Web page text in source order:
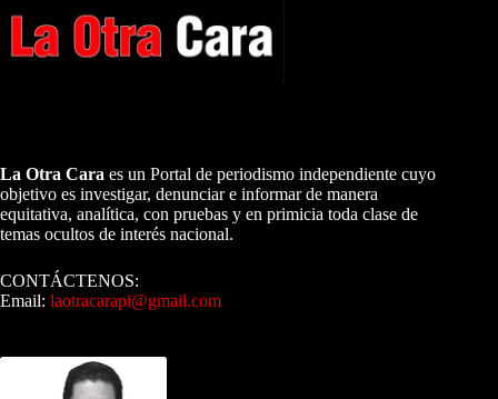
La Otra Cara es un Portal de periodismo independiente cuyo
objetivo es investigar, denunciar e informar de manera
equitativa, analítica, con pruebas y en primicia toda clase de
temas ocultos de interés nacional.
CONTÁCTENOS:
Email: laotracarapi@gmail.com